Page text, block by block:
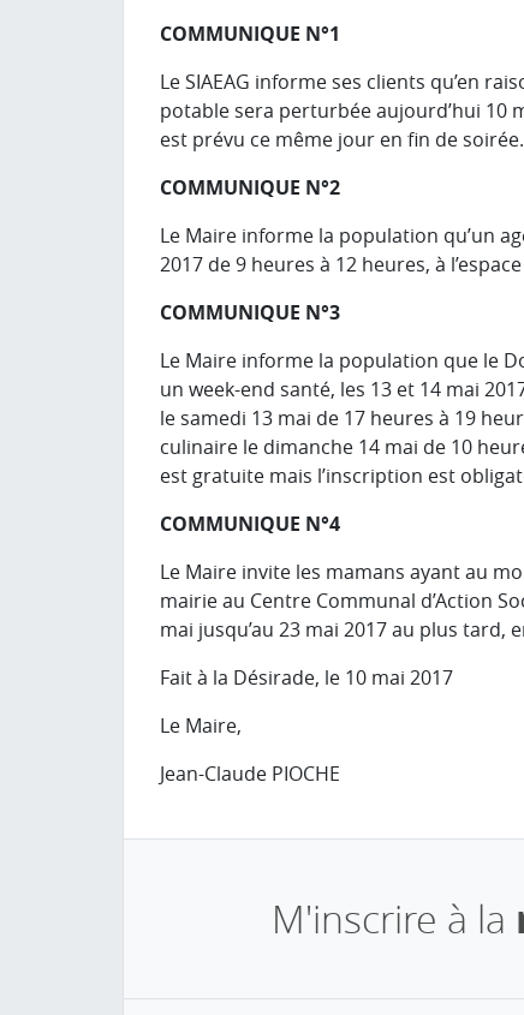
COMMUNIQUE N°1
Le SIAEAG informe ses clients qu’en
potable sera perturbée aujourd’hui 10
est prévu ce même jour en fin de
COMMUNIQUE N°2
Le Maire informe la population qu’un
2017 de 9 heures à 12 heures, à
COMMUNIQUE N°3
Le Maire informe la population que le
un week-end santé, les 13 et 14 mai
le samedi 13 mai de 17 heures à 19
culinaire le dimanche 14 mai de 10
est gratuite mais l’inscription est
COMMUNIQUE N°4
Le Maire invite les mamans ayant au
mairie au Centre Communal d’Action
mai jusqu’au 23 mai 2017 au plus tard,
Fait à la Désirade, le 10 mai 2017
Le Maire,
Jean-Claude PIOCHE
M'inscrire à la